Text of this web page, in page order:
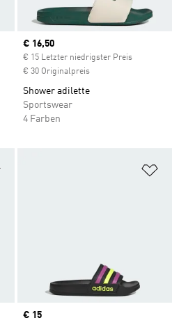
Discount
Current price
€ 16,50
€ 15 Letzter niedrigster Preis
€ 30 Originalpreis
Shower adilette
Sportswear
4 Farben
Current price
€ 15